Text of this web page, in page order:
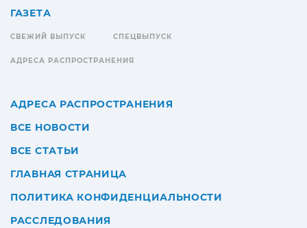
ГАЗЕТА
СВЕЖИЙ ВЫПУСК СПЕЦВЫПУСК
АДРЕСА РАСПРОСТРАНЕНИЯ
АДРЕСА РАСПРОСТРАНЕНИЯ
ВСЕ НОВОСТИ
ВСЕ СТАТЬИ
ГЛАВНАЯ СТРАНИЦА
ПОЛИТИКА КОНФИДЕНЦИАЛЬНОСТИ
РАССЛЕДОВАНИЯ